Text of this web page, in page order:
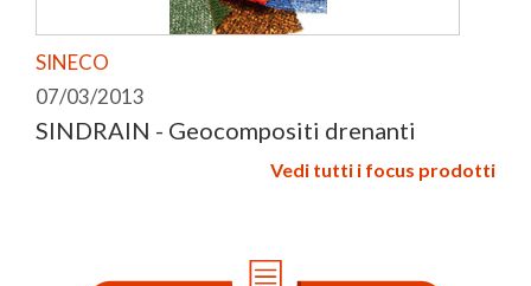
SINECO
07/03/2013
SINDRAIN - Geocompositi drenanti
Vedi tutti i focus prodotti